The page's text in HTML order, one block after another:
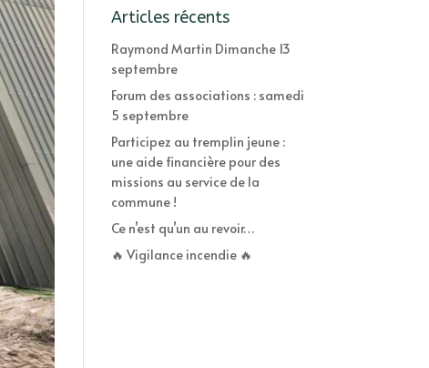
Articles récents
Raymond Martin Dimanche 13
septembre
Forum des associations : samedi
5 septembre
Participez au tremplin jeune :
une aide financière pour des
missions au service de la
commune !
Ce n’est qu’un au revoir…
🔥 Vigilance incendie 🔥